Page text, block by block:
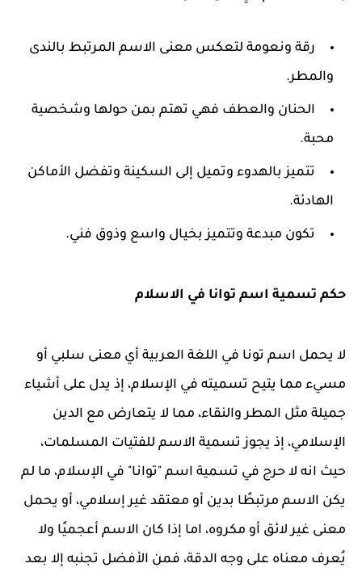
رقة ونعومة لتعكس معنى الاسم المرتبط بالندى
والمطر.
الحنان والعطف فهي تهتم بمن حولها وشخصية
محبة.
تتميز بالهدوء وتميل إلى السكينة وتفضل الأماكن
الهادئة.
تكون مبدعة وتتميز بخيال واسع وذوق فني.
حكم تسمية اسم توانا في الاسلام
لا يحمل اسم تونا في اللغة العربية أي معنى سلبي أو
مسيء مما يتيح تسميته في الإسلام، إذ يدل على أشياء
جميلة مثل المطر والنقاء، مما لا يتعارض مع الدين
الإسلامي، إذ يجوز تسمية الاسم للفتيات المسلمات،
حيث انه لا حرج في تسمية اسم "توانا" في الإسلام، ما لم
يكن الاسم مرتبطًا بدين أو معتقد غير إسلامي، أو يحمل
معنى غير لائق أو مكروه، اما إذا كان الاسم أعجميًا ولا
يُعرف معناه على وجه الدقة، فمن الأفضل تجنبه إلا بعد